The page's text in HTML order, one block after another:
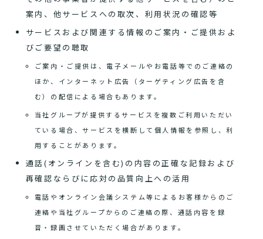
案内、他サービスへの取次、利用状況の確認等
サービスおよび関連する情報のご案内・ご提供およ
びご要望の聴取
ご案内・ご提供は、電子メールやお電話等でのご連絡の
ほか、インターネット広告（ターゲティング広告を含
む）の配信による場合もあります。
当社グループが提供するサービスを複数ご利用いただい
ている場合、サービスを横断して個人情報を参照し、利
用することがあります。
通話(オンラインを含む)の内容の正確な記録および
再確認ならびに応対の品質向上への活用
電話やオンライン会議システム等によるお客様からのご
連絡や当社グループからのご連絡の際、通話内容を録
音・録画させていただく場合があります。